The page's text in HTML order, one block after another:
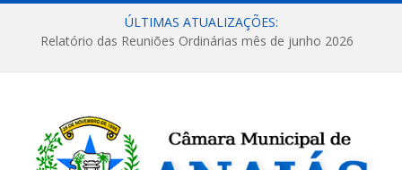
ÚLTIMAS ATUALIZAÇÕES:
Relatório das Reuniões Ordinárias mês de junho 2026